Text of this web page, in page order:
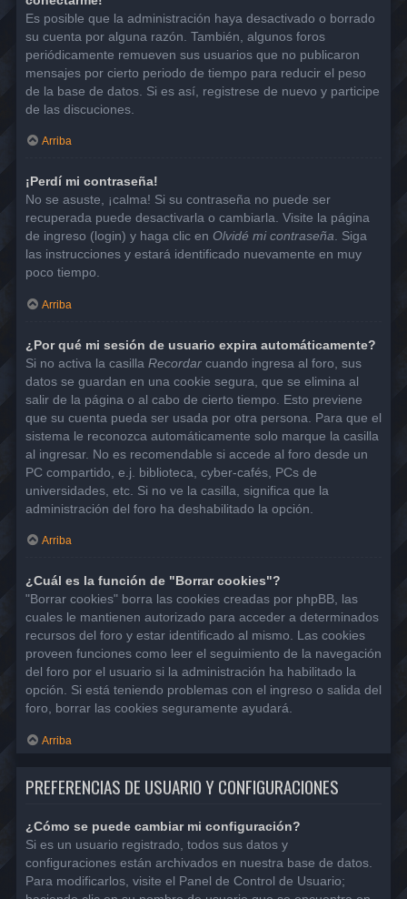
Es posible que la administración haya desactivado o borrado
su cuenta por alguna razón. También, algunos foros
periódicamente remueven sus usuarios que no publicaron
mensajes por cierto periodo de tiempo para reducir el peso
de la base de datos. Si es así, registrese de nuevo y participe
de las discuciones.
Arriba
¡Perdí mi contraseña!
No se asuste, ¡calma! Si su contraseña no puede ser
recuperada puede desactivarla o cambiarla. Visite la página
de ingreso (login) y haga clic en Olvidé mi contraseña. Siga
las instrucciones y estará identificado nuevamente en muy
poco tiempo.
Arriba
¿Por qué mi sesión de usuario expira automáticamente?
Si no activa la casilla Recordar cuando ingresa al foro, sus
datos se guardan en una cookie segura, que se elimina al
salir de la página o al cabo de cierto tiempo. Esto previene
que su cuenta pueda ser usada por otra persona. Para que el
sistema le reconozca automáticamente solo marque la casilla
al ingresar. No es recomendable si accede al foro desde un
PC compartido, e.j. biblioteca, cyber-cafés, PCs de
universidades, etc. Si no ve la casilla, significa que la
administración del foro ha deshabilitado la opción.
Arriba
¿Cuál es la función de "Borrar cookies"?
"Borrar cookies" borra las cookies creadas por phpBB, las
cuales le mantienen autorizado para acceder a determinados
recursos del foro y estar identificado al mismo. Las cookies
proveen funciones como leer el seguimiento de la navegación
del foro por el usuario si la administración ha habilitado la
opción. Si está teniendo problemas con el ingreso o salida del
foro, borrar las cookies seguramente ayudará.
Arriba
PREFERENCIAS DE USUARIO Y CONFIGURACIONES
¿Cómo se puede cambiar mi configuración?
Si es un usuario registrado, todos sus datos y
configuraciones están archivados en nuestra base de datos.
Para modificarlos, visite el Panel de Control de Usuario;